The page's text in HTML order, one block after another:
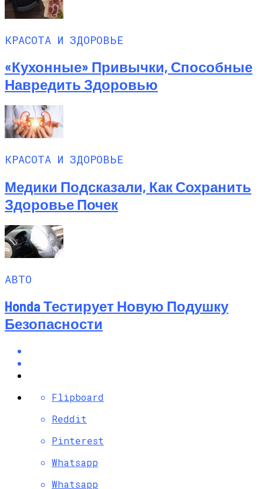
КРАСОТА И ЗДОРОВЬЕ
«Кухонные» Привычки, Способные
Навредить Здоровью
КРАСОТА И ЗДОРОВЬЕ
Медики Подсказали, Как Сохранить
Здоровье Почек
АВТО
Honda Тестирует Новую Подушку
Безопасности
Flipboard
Reddit
Pinterest
Whatsapp
Whatsapp